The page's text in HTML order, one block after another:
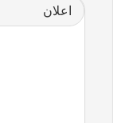
اعلان